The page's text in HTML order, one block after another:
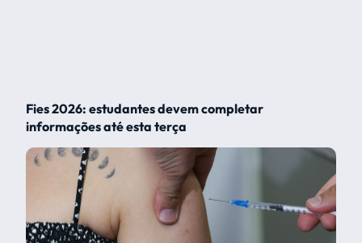
Fies 2026: estudantes devem completar
informações até esta terça